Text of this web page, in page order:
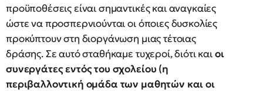
προϋποθέσεις είναι σημαντικές και αναγκαίες
ώστε να προσπερνιούνται οι όποιες δυσκολίες
προκύπτουν στη διοργάνωση μιας τέτοιας
δράσης. Σε αυτό σταθήκαμε τυχεροί, διότι καιοι
συνεργάτες εντός του σχολείου (η
περιβαλλοντική ομάδα των μαθητών και οι